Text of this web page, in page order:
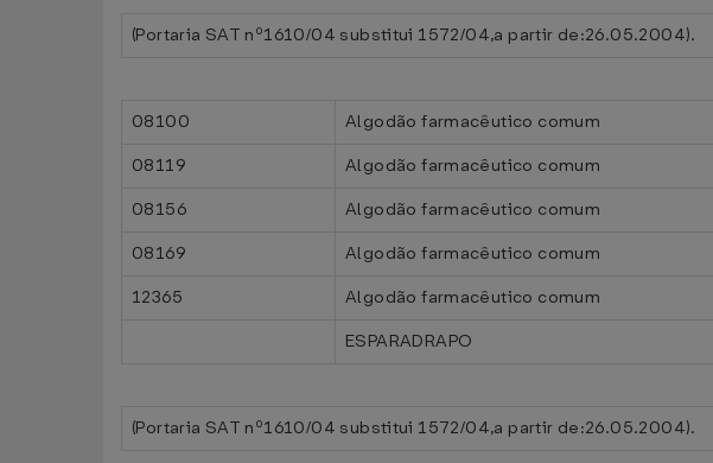
(Portaria SAT nº1610/04 substitui 1572/04,a partir de:26.05.2004).
08100 Algodão farmacêutico comum
08119
Algodão farmacêutico comum
08156
Algodão farmacêutico comum
08169
Algodão farmacêutico comum
12365
Algodão farmacêutico comum
ESPARADRAPO
(Portaria SAT nº1610/04 substitui 1572/04,a partir de:26.05.2004).